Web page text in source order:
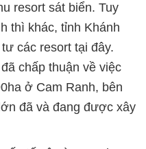
resort sát biển. Tuy
thì khác, tỉnh Khánh
các resort tại đây.
chấp thuận về việc
ở Cam Ranh, bên
đã và đang được xây